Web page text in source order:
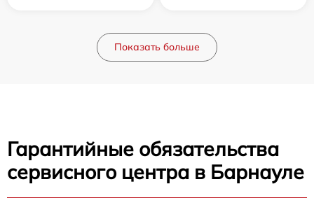
Показать больше
Гарантийные обязательства
сервисного центра в Барнауле